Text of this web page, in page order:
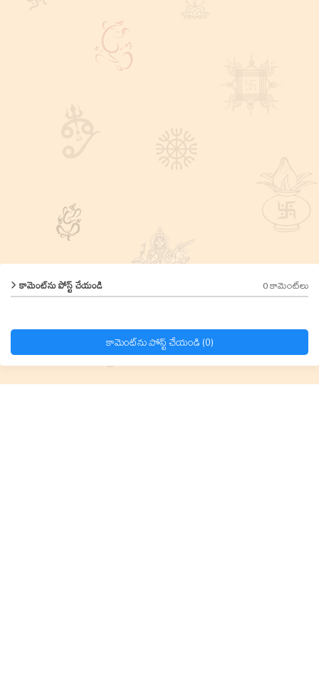
కామెంట్‌ను పోస్ట్ చేయండి 0 కామెంట్‌లు
కామెంట్‌ను పోస్ట్ చేయండి (0)